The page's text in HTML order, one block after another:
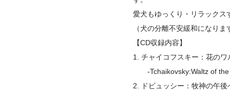
愛犬もゆっくり・リラックス
（犬の分離不安緩和になりま
【CD収録内容】
1. チャイコフスキー：花のワ
-Tchaikovsky:Waltz of the
2. ドビュッシー：牧神の午後